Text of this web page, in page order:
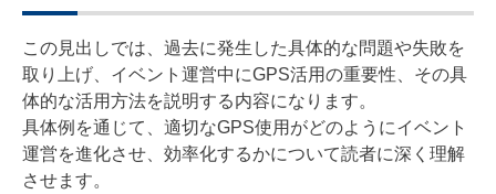
この見出しでは、過去に発生した具体的な問題や失敗を
取り上げ、イベント運営中にGPS活用の重要性、その具
体的な活用方法を説明する内容になります。
具体例を通じて、適切なGPS使用がどのようにイベント
運営を進化させ、効率化するかについて読者に深く理解
させます。